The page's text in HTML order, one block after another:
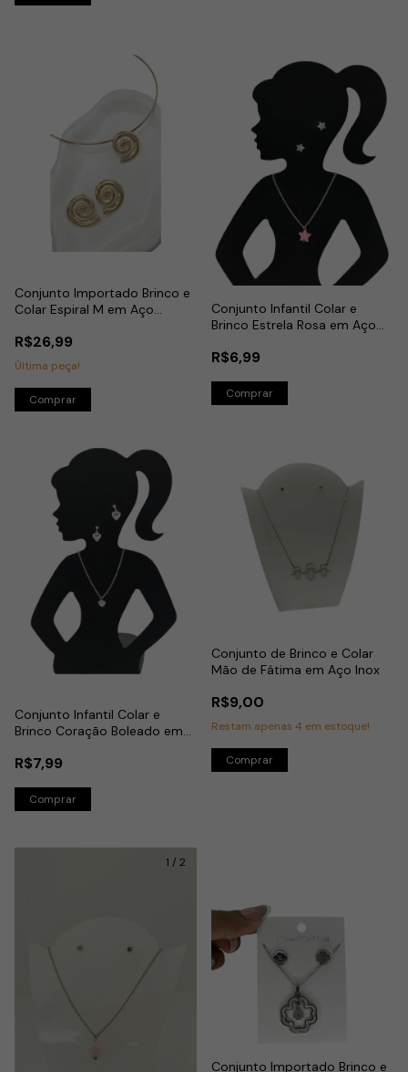
Conjunto Importado Brinco e
Colar Espiral M em Aço
R$26,99
Última peça!
Conjunto Infantil Colar e
Brinco Estrela Rosa em Aço
R$6,99
Conjunto Infantil Colar e
Brinco Coração Boleado em
R$7,99
Conjunto de Brinco e Colar
Mão de Fátima em Aço Inox
R$9,00
Restam apenas 4 em estoque!
1 / 2
Conjunto Importado Brinco e